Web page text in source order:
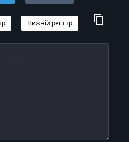
content_copy
Нижній регістр